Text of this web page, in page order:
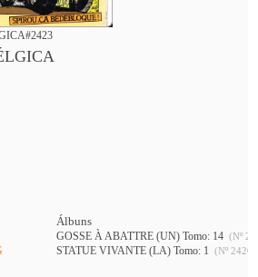
Álbuns
GOSSE À ABATTRE (UN) Tomo: 14 (Nº
STATUE VIVANTE (LA) Tomo: 1 (Nº 2420